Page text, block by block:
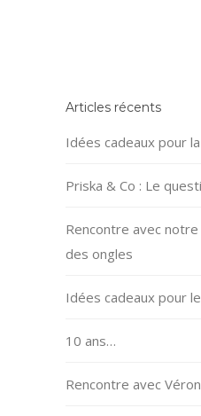
Articles récents
Idées cadeaux pour
Priska & Co : Le
Rencontre avec
des ongles
Idées cadeaux pour
10 ans…
Rencontre avec